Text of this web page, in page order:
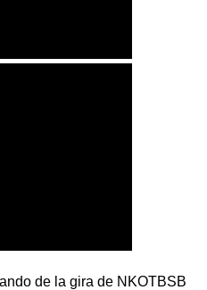
de la gira de NKOTBSB